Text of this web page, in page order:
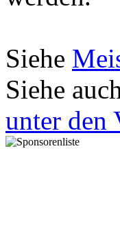
Siehe
Siehe
unter den